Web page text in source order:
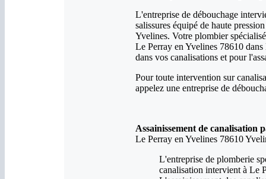
L'entreprise de débouchage
salissures équipé de haute
Yvelines. Votre plombier
Le Perray en Yvelines 78610
dans vos canalisations et pour
Pour toute intervention sur
appelez une entreprise de
Assainissement de canalisation
Le Perray en Yvelines 78610
L'entreprise de plomberie
canalisation intervient à Le